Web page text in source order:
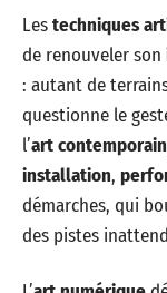
Lestechniques
de renouveler son
: autant de
questionne le
l’art contemporain
installation,
démarches, qui
des pistes